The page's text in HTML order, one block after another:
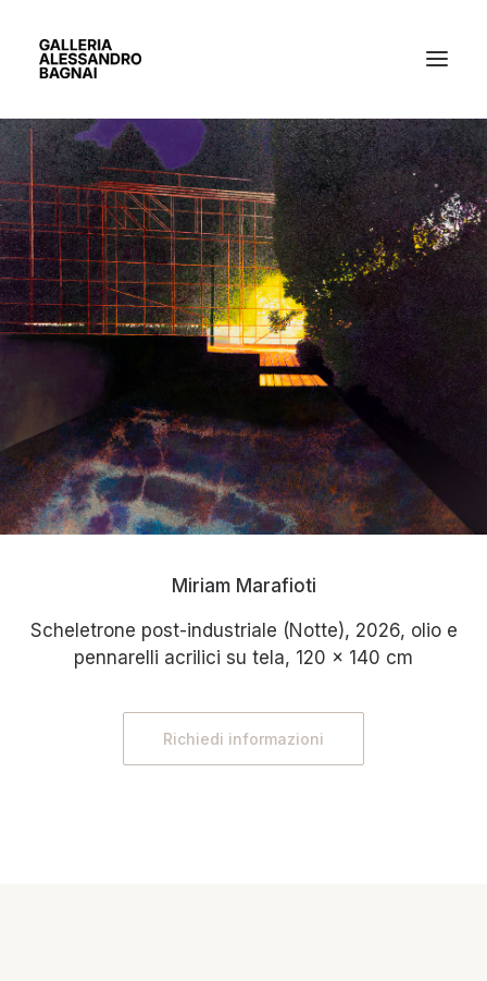
ARTISTI
MOSTRE
GALLERIA
BACHECA
CONTATTI
Miriam Marafioti
Scheletrone post-industriale (Notte), 2026, olio e
pennarelli acrilici su tela, 120 x 140 cm
Richiedi informazioni